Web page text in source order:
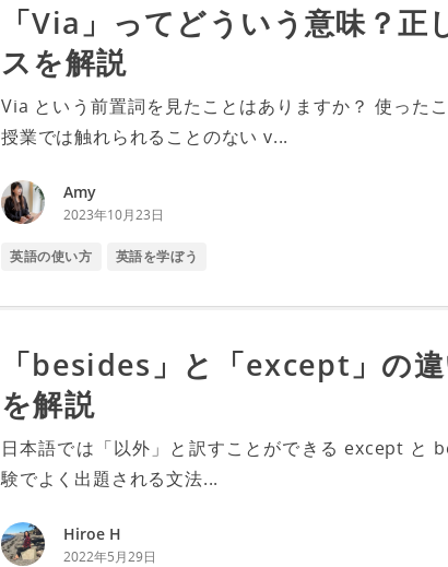
「Via」ってどういう意味？
スを解説
Via という前置詞を見たことはありますか？ 使った
授業では触れられることのない v...
Amy
2023年10月23日
英語の使い方 英語を学ぼう
「besides」と「except」の
を解説
日本語では「以外」と訳すことができる except と
験でよく出題される文法...
Hiroe H
2022年5月29日